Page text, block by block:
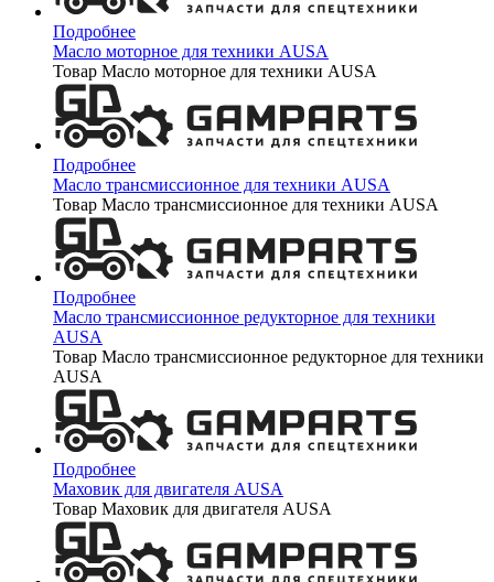
Подробнее
Масло моторное для техники AUSA
Товар Масло моторное для техники AUSA
Подробнее
Масло трансмиссионное для техники AUSA
Товар Масло трансмиссионное для техники AUSA
Подробнее
Масло трансмиссионное редукторное для техники
AUSA
Товар Масло трансмиссионное редукторное для техники
AUSA
Подробнее
Маховик для двигателя AUSA
Товар Маховик для двигателя AUSA